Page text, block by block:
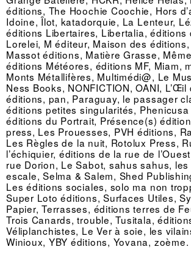
éditions, The Hoochie Coochie, Hors
Idoine, Îlot, katadorquie, La Lenteur,
éditions Libertaires, Libertalia, éditions
Lorelei, M éditeur, Maison des
Massot éditions, Matière Grasse,
éditions Météores, éditions MF, Miam,
Monts Métallifères, Multimédi@, Le
Ness Books, NONFICTION, OANI, L’Œil
éditions, pan, Paraguay, le passager
éditions petites singularités,
éditions du Portrait, Présence(s)
press, Les Prouesses, PVH éditions,
Les Règles de la nuit, Rotolux Press,
l’échiquier, éditions de la rue de
rue Dorion, Le Sabot, sahus sahus,
escale, Selma & Salem, Shed
Les éditions sociales, solo ma non
Super Loto éditions, Surfaces Utiles,
Papier, Terrasses, éditions terres de
Trois Canards, trouble, Tusitala,
Véliplanchistes, Le Ver à soie, les
Winioux, YBY éditions, Yovana, zoème.